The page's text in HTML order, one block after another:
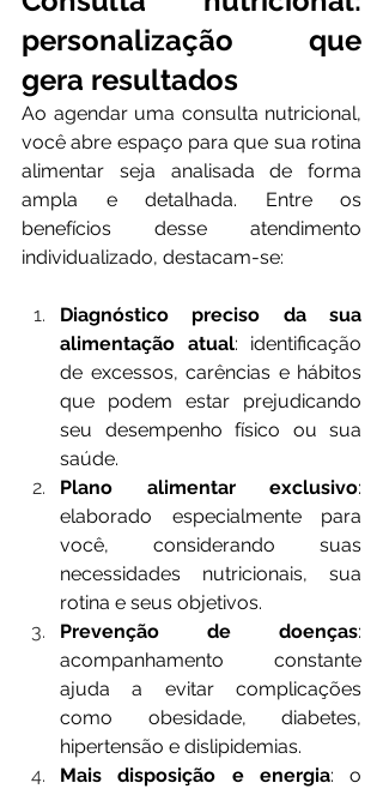
personalização que
gera resultados
Ao agendar uma consulta nutricional,
você abre espaço para que sua rotina
alimentar seja analisada de forma
ampla e detalhada. Entre os
benefícios desse atendimento
individualizado, destacam-se:
Diagnóstico preciso da sua
alimentação atual: identificação
de excessos, carências e hábitos
que podem estar prejudicando
seu desempenho físico ou sua
saúde.
Plano alimentar exclusivo:
elaborado especialmente para
você, considerando suas
necessidades nutricionais, sua
rotina e seus objetivos.
Prevenção de doenças:
acompanhamento constante
ajuda a evitar complicações
como obesidade, diabetes,
hipertensão e dislipidemias.
Mais disposição e energia: o